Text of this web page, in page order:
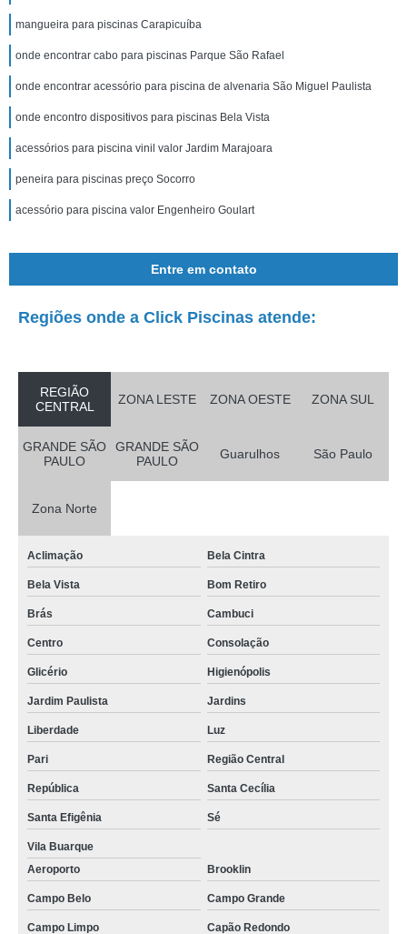
mangueira para piscinas Carapicuíba
onde encontrar cabo para piscinas Parque São Rafael
onde encontrar acessório para piscina de alvenaria São Miguel Paulista
onde encontro dispositivos para piscinas Bela Vista
acessórios para piscina vinil valor Jardim Marajoara
peneira para piscinas preço Socorro
acessório para piscina valor Engenheiro Goulart
Entre em contato
Regiões onde a Click Piscinas atende:
REGIÃO
CENTRAL
ZONA LESTE ZONA OESTE ZONA SUL
GRANDE SÃO
PAULO
GRANDE SÃO
PAULO
Guarulhos São Paulo
Zona Norte
Aclimação Bela Cintra
Bela Vista Bom Retiro
Brás Cambuci
Centro Consolação
Glicério Higienópolis
Jardim Paulista Jardins
Liberdade Luz
Pari Região Central
República Santa Cecília
Santa Efigênia Sé
Vila Buarque
Aeroporto
Brooklin
Campo Belo Campo Grande
Campo Limpo Capão Redondo